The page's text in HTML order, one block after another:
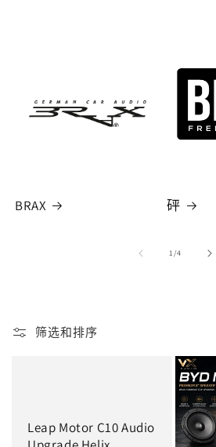
BRAX 砰
1//4
筛选和排序
Leap Motor C10 Audio